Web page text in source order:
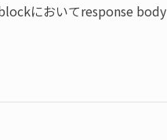
においてresponse body